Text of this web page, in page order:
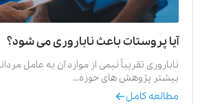
آیا پروستات باعث ناباروری می‌ شود؟
ناباروری تقریباً نیمی از موارد آن به عامل
بیشتر پژوهش‌ های حوزه…
مطالعه کامل